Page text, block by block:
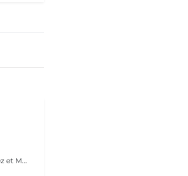
Dissolvant pour nettoyer completement les ongles, Coupez et Modelez les ongles avec une lime, Mouillez les mains quelques minutes pour ramollir les cuticules, Pousses les Cuticules avec batone pour repousser doucement vers l'arrière et coupez les excès, Hydratez les Mains avec crème et les cuticules pour maintenir la peau douce, Appliquez une base transparent pour protéger les ongles. Attendez suffisamment de tempos pour sèche.